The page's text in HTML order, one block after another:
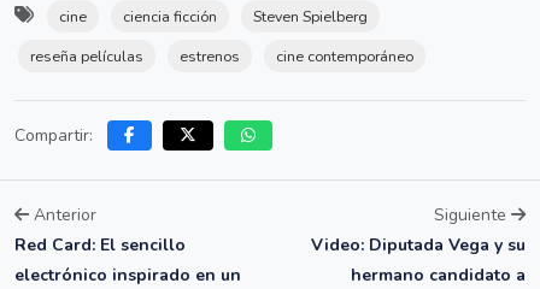
cine ciencia ficción
Steven Spielberg
reseña películas
estrenos cine contemporáneo
Compartir:
Anterior
Red Card: El sencillo
electrónico inspirado en un
Siguiente
Video: Diputada Vega y su
hermano candidato a